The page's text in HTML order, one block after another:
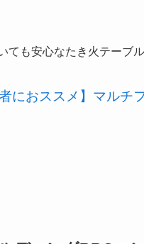
ても安心なたき火テーブ
者におススメ】マル